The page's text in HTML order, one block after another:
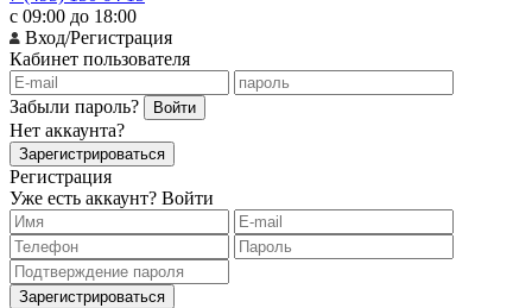
с 09:00 до 18:00
Вход/Регистрация
Кабинет пользователя
Забыли пароль? Войти
Нет аккаунта?
Зарегистрироваться
Регистрация
Уже есть аккаунт? Войти
Зарегистрироваться